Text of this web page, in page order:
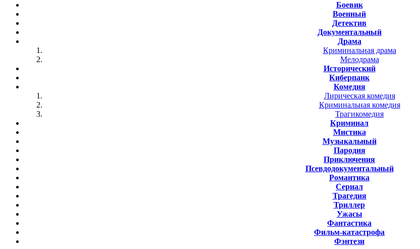
Боевик
Военный
Детектив
Документальный
Драма
Криминальная драма
Мелодрама
Исторический
Киберпанк
Комедия
Лирическая комедия
Криминальная комедия
Трагикомедия
Криминал
Мистика
Музыкальный
Пародия
Приключения
Псевдодокументальный
Романтика
Cериал
Трагедия
Триллер
Ужасы
Фантастика
Фильм-катастрофа
Фэнтези